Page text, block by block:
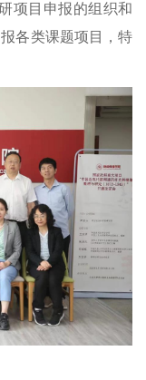
项目申报的组织和
各类课题项目，特